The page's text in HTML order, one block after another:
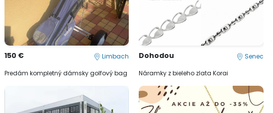
150 € Limbach
Predám kompletný dámsky golfový bag
Dohodou Senec
Náramky z bieleho zlata Korai